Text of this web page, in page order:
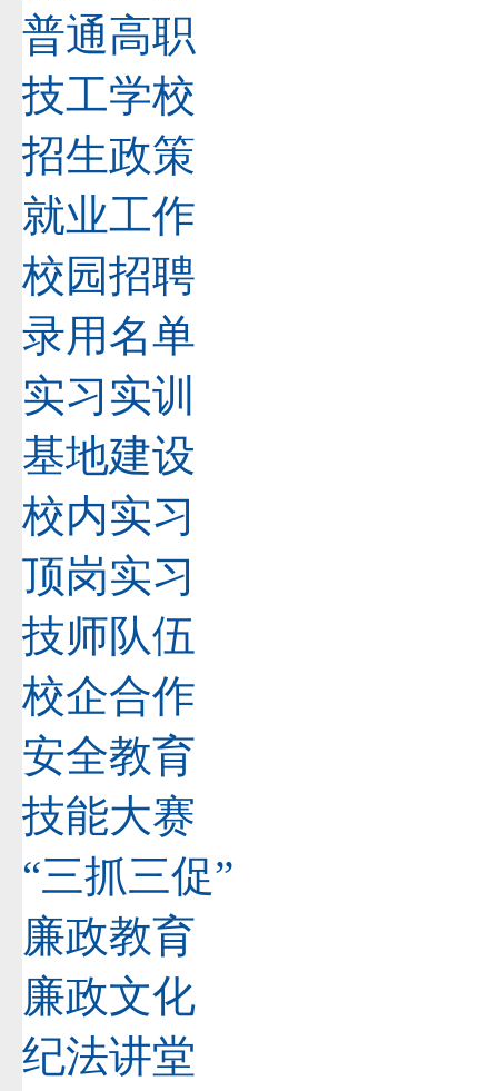
普通高职
技工学校
招生政策
就业工作
校园招聘
录用名单
实习实训
基地建设
校内实习
顶岗实习
技师队伍
校企合作
安全教育
技能大赛
“三抓三促”
廉政教育
廉政文化
纪法讲堂